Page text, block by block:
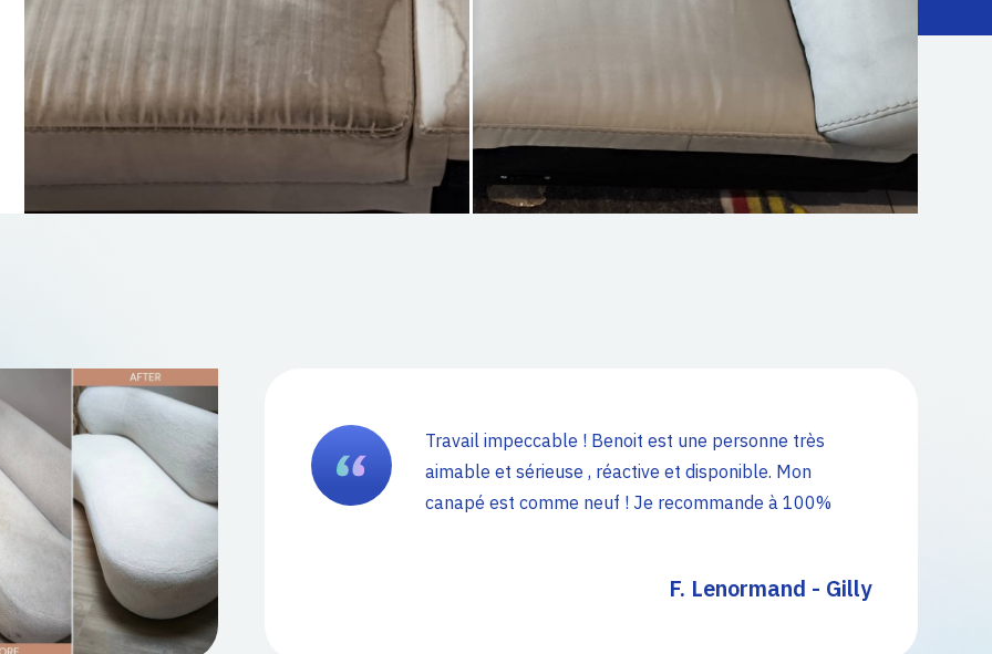
Travail impeccable ! Benoit est une personne très
aimable et sérieuse , réactive et disponible. Mon
canapé est comme neuf ! Je recommande à 100%
F. Lenormand - Gilly